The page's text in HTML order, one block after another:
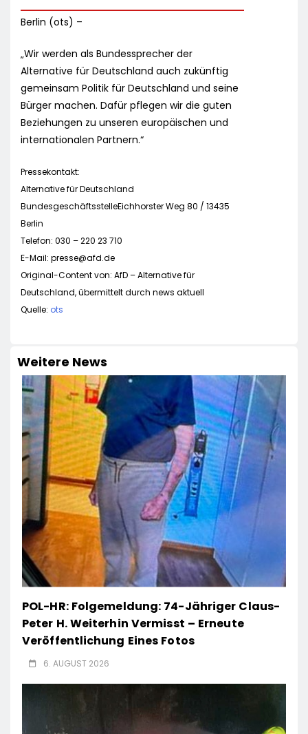
Berlin (ots) –
„Wir werden als Bundessprecher der
Alternative für Deutschland auch zukünftig
gemeinsam Politik für Deutschland und seine
Bürger machen. Dafür pflegen wir die guten
Beziehungen zu unseren europäischen und
internationalen Partnern.“
Pressekontakt:
Alternative für Deutschland
BundesgeschäftsstelleEichhorster Weg 80 / 13435
Berlin
Telefon: 030 – 220 23 710
E-Mail: presse@afd.de
Original-Content von: AfD – Alternative für
Deutschland, übermittelt durch news aktuell
Quelle: ots
Weitere News
POL-HR: Folgemeldung: 74-Jähriger Claus-
Peter H. Weiterhin Vermisst – Erneute
Veröffentlichung Eines Fotos
6. AUGUST 2026